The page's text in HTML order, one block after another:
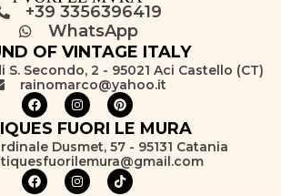
+39 3356396419
WhatsApp
OF VINTAGE ITALY
S. Secondo, 2 - 95021 Aci Castello (CT)
rainomarco@yahoo.it
FUORI LE MURA
Dusmet, 57 - 95131 Catania